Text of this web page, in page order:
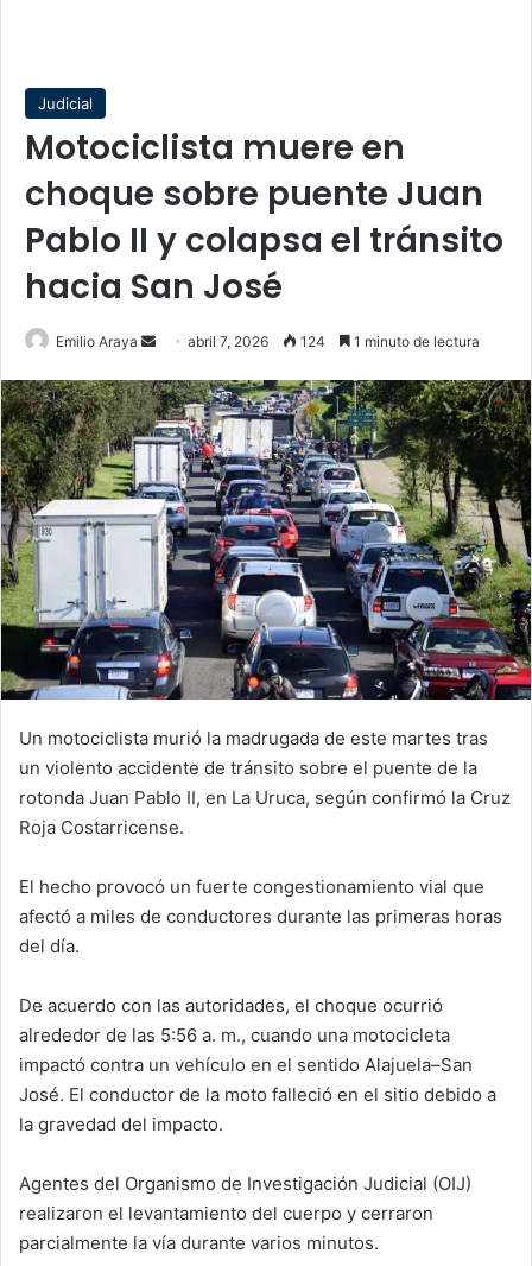
Judicial
Motociclista muere en
choque sobre puente Juan
Pablo II y colapsa el tránsito
hacia San José
Emilio Araya
Send
email
abril 7, 2026 124 1 minuto de lectura
Un motociclista murió la madrugada de este martes tras
un violento accidente de tránsito sobre el puente de la
rotonda Juan Pablo II, en La Uruca, según confirmó la Cruz
Roja Costarricense.
El hecho provocó un fuerte congestionamiento vial que
afectó a miles de conductores durante las primeras horas
del día.
De acuerdo con las autoridades, el choque ocurrió
alrededor de las 5:56 a. m., cuando una motocicleta
impactó contra un vehículo en el sentido Alajuela–San
José. El conductor de la moto falleció en el sitio debido a
la gravedad del impacto.
Agentes del Organismo de Investigación Judicial (OIJ)
realizaron el levantamiento del cuerpo y cerraron
parcialmente la vía durante varios minutos.